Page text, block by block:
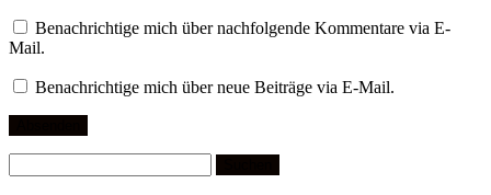
Benachrichtige mich über nachfolgende Kommentare via E-
Mail.
Benachrichtige mich über neue Beiträge via E-Mail.
nach: